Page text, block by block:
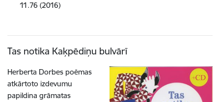
11.76 (2016)
Tas notika Kaķpēdiņu bulvārī
Herberta Dorbes poēmas
atkārtoto izdevumu
papildina grāmatas